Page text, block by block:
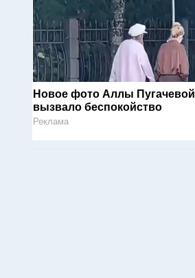
Новое фото Аллы Пугачевой
вызвало беспокойство
Реклама